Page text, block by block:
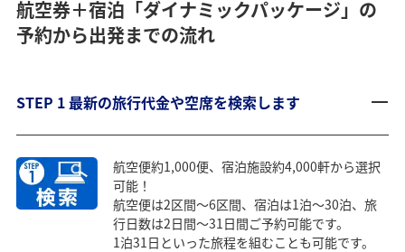
航空券＋宿泊「ダイナミックパッケージ」の
予約から出発までの流れ
STEP 1 最新の旅行代金や空席を検索します
航空便約1,000便、宿泊施設約4,000軒から選択
可能！
航空便は2区間～6区間、宿泊は1泊～30泊、旅
行日数は2日間～31日間ご予約可能です。
1泊31日といった旅程を組むことも可能です。